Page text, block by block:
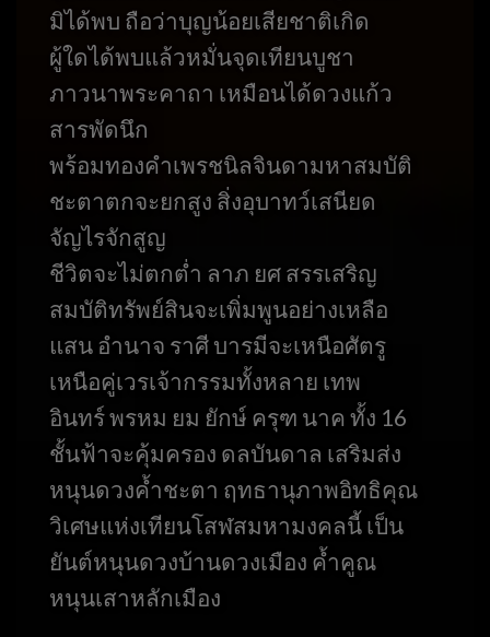
มิได้พบ ถือว่าบุญน้อยเสียชาติเกิด
ผู้ใดได้พบแล้วหมั่นจุดเทียนบูชา
ภาวนาพระคาถา เหมือนได้ดวงแก้ว
สารพัดนึก
พร้อมทองคำเพรชนิลจินดามหาสมบัติ
ชะตาตกจะยกสูง สิ่งอุบาทว์เสนียด
จัญไรจักสูญ
ชีวิตจะไม่ตกต่ำ ลาภ ยศ สรรเสริญ
สมบัติทรัพย์สินจะเพิ่มพูนอย่างเหลือ
แสน อำนาจ ราศี บารมีจะเหนือศัตรู
เหนือคู่เวรเจ้ากรรมทั้งหลาย เทพ
อินทร์ พรหม ยม ยักษ์ ครุฑ นาค ทั้ง 16
ชั้นฟ้าจะคุ้มครอง ดลบันดาล เสริมส่ง
หนุนดวงค้ำชะตา ฤทธานุภาพอิทธิคุณ
วิเศษแห่งเทียนโสฬสมหามงคลนี้ เป็น
ยันต์หนุนดวงบ้านดวงเมือง ค้ำคูณ
หนุนเสาหลักเมือง